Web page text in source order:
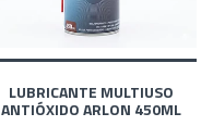
LUBRICANTE MULTIUSO
ANTIÓXIDO ARLON 450ML